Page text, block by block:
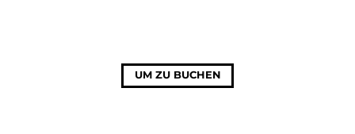
UM ZU BUCHEN